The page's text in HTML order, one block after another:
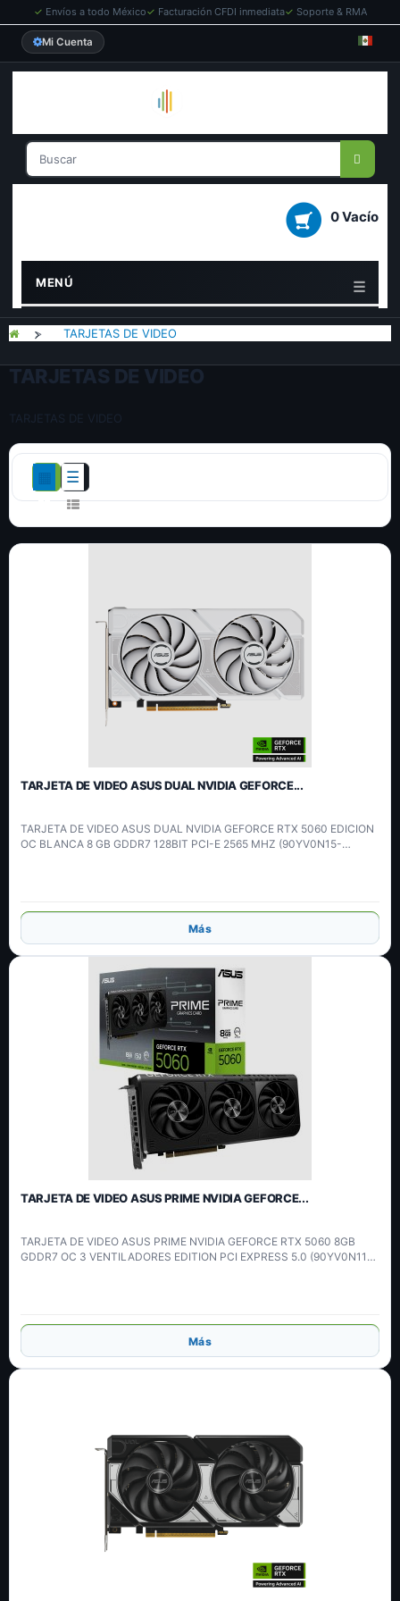
✓ Envíos a todo México✓ Facturación CFDI inmediata✓ Soporte & RMA
Mi Cuenta
0 Vacío
MENÚ
> TARJETAS DE VIDEO
TARJETAS DE VIDEO
TARJETAS DE VIDEO
TARJETA DE VIDEO ASUS DUAL NVIDIA GEFORCE...
TARJETA DE VIDEO ASUS DUAL NVIDIA GEFORCE RTX 5060 EDICION
OC BLANCA 8 GB GDDR7 128BIT PCI-E 2565 MHZ (90YV0N15-
Añadir
Más
TARJETA DE VIDEO ASUS PRIME NVIDIA GEFORCE...
TARJETA DE VIDEO ASUS PRIME NVIDIA GEFORCE RTX 5060 8GB
GDDR7 OC 3 VENTILADORES EDITION PCI EXPRESS 5.0 (90YV0N11-
Añadir
Más